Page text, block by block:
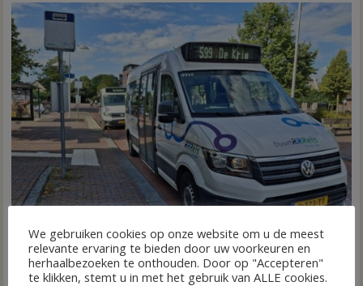
Nieuw ov-systeem verbindt alle kernen Hardenberg
We gebruiken cookies op onze website om u de meest
relevante ervaring te bieden door uw voorkeuren en
herhaalbezoeken te onthouden. Door op "Accepteren"
te klikken, stemt u in met het gebruik van ALLE cookies.